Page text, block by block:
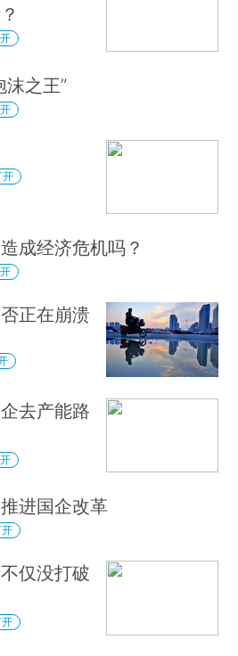
沫之王”
开
成经济危机吗？
正在崩溃
去产能路
进国企改革
仅没打破